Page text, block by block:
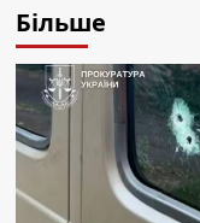
Більше